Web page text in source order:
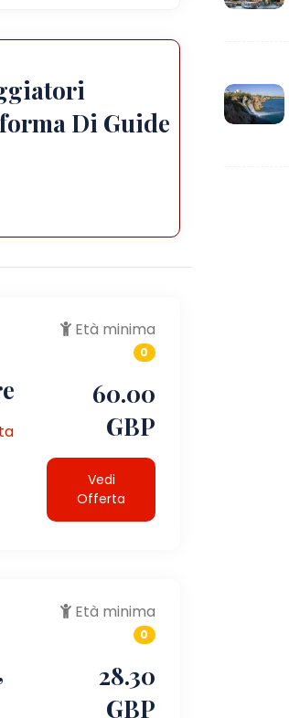
Di Guide
Età minima
0
60.00
GBP
Vedi
Offerta
Età minima
0
28.30
GBP